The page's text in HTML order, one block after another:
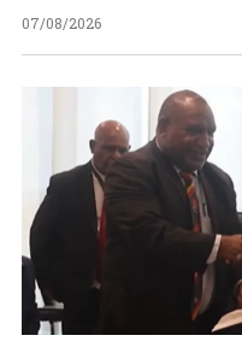
07/08/2026